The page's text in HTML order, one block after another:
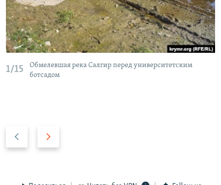
1/15
Обмелевшая река Салгир перед университетским
ботсадом